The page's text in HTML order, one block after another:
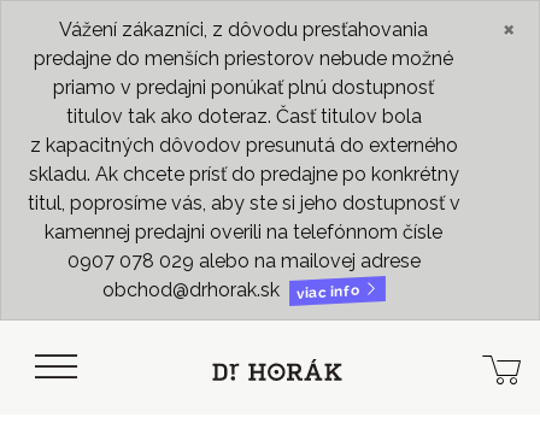
Vážení zákazníci, z dôvodu presťahovania
predajne do menších priestorov nebude možné
priamo v predajni ponúkať plnú dostupnosť
titulov tak ako doteraz. Časť titulov bola
z kapacitných dôvodov presunutá do externého
skladu. Ak chcete prísť do predajne po konkrétny
titul, poprosíme vás, aby ste si jeho dostupnosť v
kamennej predajni overili na telefónnom čísle
0907 078 029 alebo na mailovej adrese
obchod@drhorak.sk
viac info
×